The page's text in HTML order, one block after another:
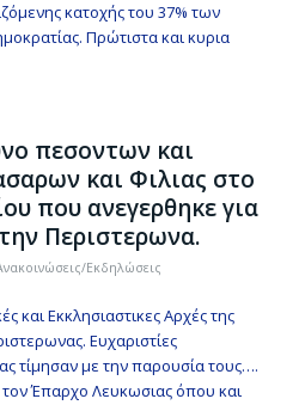
κατοχής του 37% των
Πρώτιστα και κυρια
πεσοντων και
και Φιλιας στο
που ανεγερθηκε για
Περιστερωνα.
Εκδηλώσεις
και Εκκλησιαστικες Αρχές της
Ευχαριστίες
τίμησαν με την παρουσία τους….
Έπαρχο Λευκωσιας όπου και